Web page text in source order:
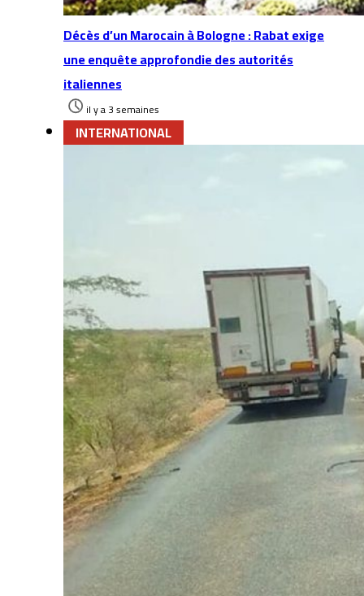
Décès d’un Marocain à Bologne : Rabat exige
une enquête approfondie des autorités
italiennes
il y a 3 semaines
INTERNATIONAL